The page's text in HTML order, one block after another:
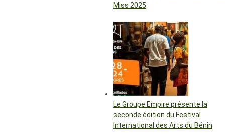
Miss 2025
Le Groupe Empire présente la
seconde édition du Festival
International des Arts du Bénin